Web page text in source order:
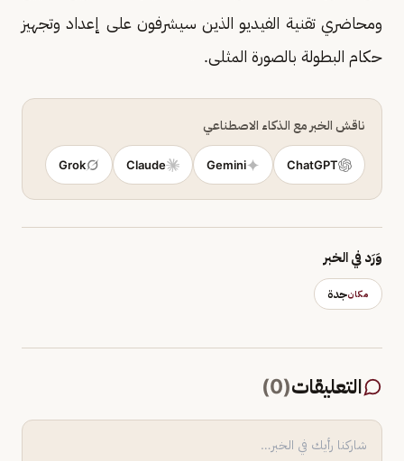
ومحاضري تقنية الفيديو الذين سيشرفون على إعداد وتجهيز
حكام البطولة بالصورة المثلى.
ناقش الخبر مع الذكاء الاصطناعي
ChatGPT
Gemini
Claude
Grok
وَرَد في الخبر
مكانجدة
التعليقات(
0
)